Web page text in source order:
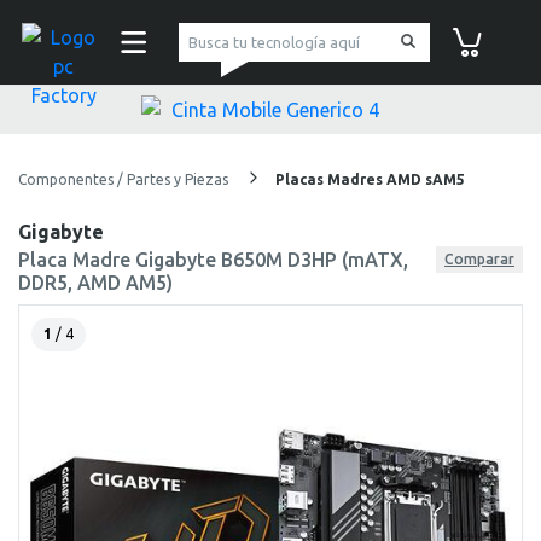
pc Factory
Componentes / Partes y Piezas Placas Madres AMD sAM5
Gigabyte
Placa Madre Gigabyte B650M D3HP (mATX,
DDR5, AMD AM5)
Comparar
1 / 4